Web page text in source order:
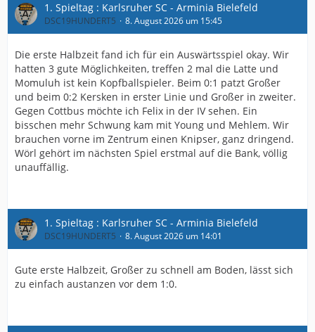
1. Spieltag : Karlsruher SC - Arminia Bielefeld
DSC19HUNDERT5 8. August 2026 um 15:45
Die erste Halbzeit fand ich für ein Auswärtsspiel okay. Wir
hatten 3 gute Möglichkeiten, treffen 2 mal die Latte und
Momuluh ist kein Kopfballspieler. Beim 0:1 patzt Großer
und beim 0:2 Kersken in erster Linie und Großer in zweiter.
Gegen Cottbus möchte ich Felix in der IV sehen. Ein
bisschen mehr Schwung kam mit Young und Mehlem. Wir
brauchen vorne im Zentrum einen Knipser, ganz dringend.
Wörl gehört im nächsten Spiel erstmal auf die Bank, völlig
unauffällig.
1. Spieltag : Karlsruher SC - Arminia Bielefeld
DSC19HUNDERT5 8. August 2026 um 14:01
Gute erste Halbzeit, Großer zu schnell am Boden, lässt sich
zu einfach austanzen vor dem 1:0.